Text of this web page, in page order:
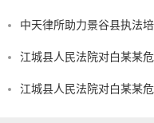
中天律所助力景谷县执法
江城县人民法院对白某某
江城县人民法院对白某某